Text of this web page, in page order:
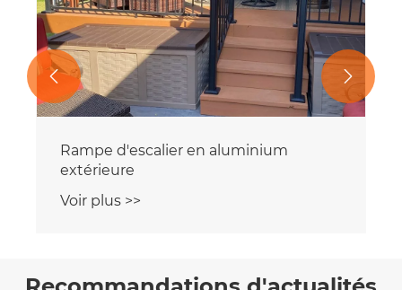
Rampe d'escalier en aluminium
extérieure
Voir plus >>
 